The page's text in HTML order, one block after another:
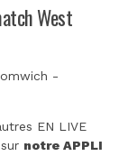
West
-
EN LIVE
notre APPLI